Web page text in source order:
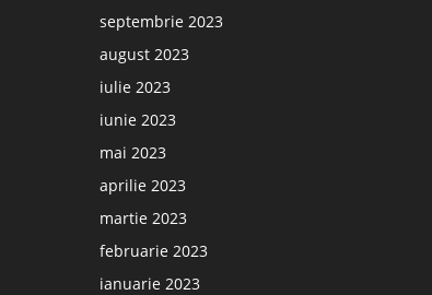
septembrie 2023
august 2023
iulie 2023
iunie 2023
mai 2023
aprilie 2023
martie 2023
februarie 2023
ianuarie 2023